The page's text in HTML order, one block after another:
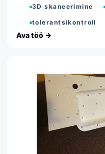
3D skaneerimine
tolerantsikontroll